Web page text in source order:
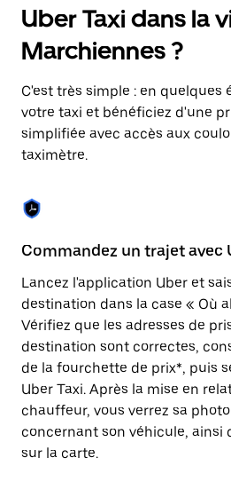
ouvrir
le
calendrier
et
une
date.
Appuyez
sur
la
pour
fermer
calendrier.
Uber Taxi dans la
Marchiennes ?
C'est très simple : en quelques
votre taxi et bénéficiez d'une
simplifiée avec accès aux
taximètre.
Commandez un trajet avec
Lancez l'application Uber et
destination dans la case « Où
Vérifiez que les adresses de
destination sont correctes,
de la fourchette de prix*, puis
Uber Taxi. Après la mise en
chauffeur, vous verrez sa
concernant son véhicule, ainsi
sur la carte.